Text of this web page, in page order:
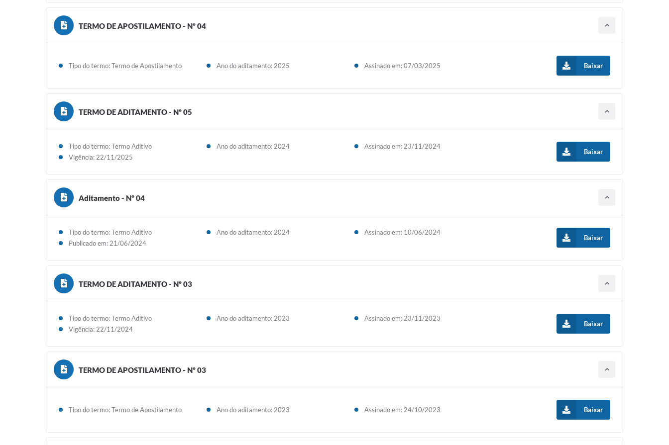
TERMO DE APOSTILAMENTO - Nº 04
Tipo do termo: Termo de Apostilamento Ano do aditamento: 2025 Assinado em: 07/03/2025 Baixar
TERMO DE ADITAMENTO - Nº 05
Tipo do termo: Termo Aditivo Ano do aditamento: 2024
Assinado em: 23/11/2024
Vigência: 22/11/2025
Baixar
Aditamento - Nº 04
Tipo do termo: Termo Aditivo Ano do aditamento: 2024
Assinado em: 10/06/2024
Publicado em: 21/06/2024
Baixar
TERMO DE ADITAMENTO - Nº 03
Tipo do termo: Termo Aditivo Ano do aditamento: 2023
Assinado em: 23/11/2023
Vigência: 22/11/2024
Baixar
TERMO DE APOSTILAMENTO - Nº 03
Tipo do termo: Termo de Apostilamento Ano do aditamento: 2023 Assinado em: 24/10/2023 Baixar